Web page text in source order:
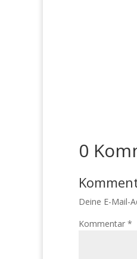
0
Deine E-Mail-
Kommentar *